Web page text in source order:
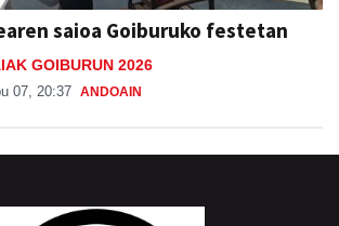
saioa Goiburuko festetan
GOIBURUN 2026
07, 20:37 ANDOAIN